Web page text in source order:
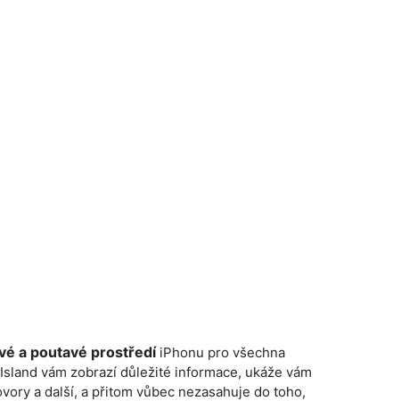
a poutavé prostředí iPhonu pro všechna
vám zobrazí důležité informace, ukáže vám
a další, a přitom vůbec nezasahuje do toho,